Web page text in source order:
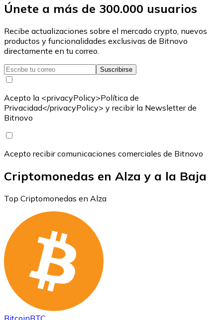
Únete a más de 300.000 usuarios
Recibe actualizaciones sobre el mercado crypto, nuevos
productos y funcionalidades exclusivas de Bitnovo
directamente en tu correo.
Suscribirse
Acepto la <privacyPolicy>Política de
Privacidad</privacyPolicy> y recibir la Newsletter de
Bitnovo
Acepto recibir comunicaciones comerciales de Bitnovo
Criptomonedas en Alza y a la Baja
Top Criptomonedas en Alza
BitcoinBTC